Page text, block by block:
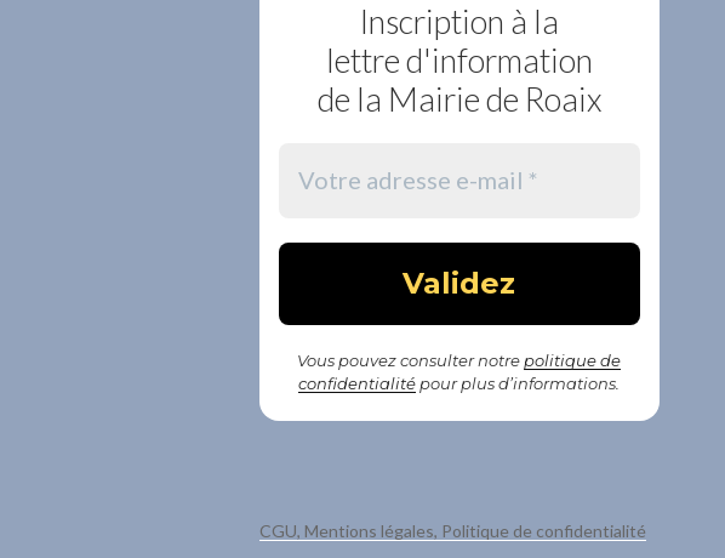
Inscription à la
lettre d'information
de la Mairie de Roaix
Vous pouvez consulter notrepolitique de
confidentialitépour plus d’informations.
CGU, Mentions légales, Politique de confidentialité